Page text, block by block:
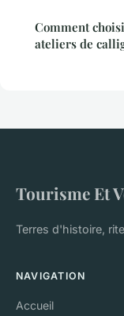
Comment
ateliers de
Tourisme Et
Terres d'histoire,
NAVIGATION
Accueil